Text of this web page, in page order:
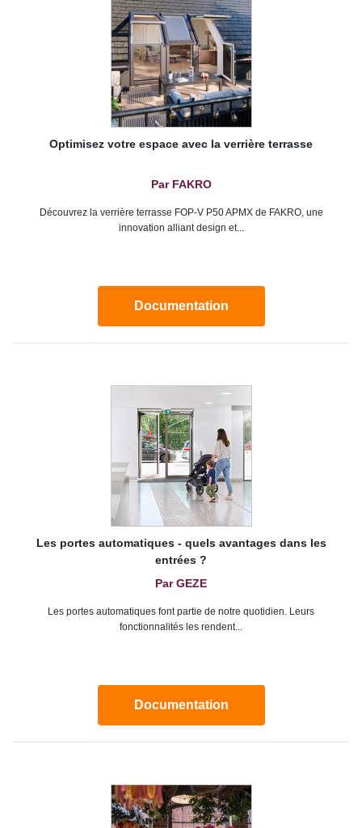
Optimisez votre espace avec la verrière terrasse
Par FAKRO
Découvrez la verrière terrasse FOP-V P50 APMX de FAKRO, une
innovation alliant design et...
Documentation
Les portes automatiques - quels avantages dans les
entrées ?
Par GEZE
Les portes automatiques font partie de notre quotidien. Leurs
fonctionnalités les rendent...
Documentation